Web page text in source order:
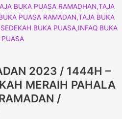
2023 / 1444H –
MERAIH PAHALA
/